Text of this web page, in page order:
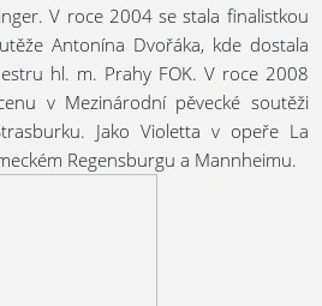
V roce 2004 se stala finalistkou
Antonína Dvořáka, kde dostala
hl. m. Prahy FOK. V roce 2008
v Mezinárodní pěvecké soutěži
Jako Violetta v opeře La
Regensburgu a Mannheimu.